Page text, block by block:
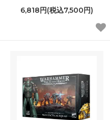
6,818円(税込7,500円)